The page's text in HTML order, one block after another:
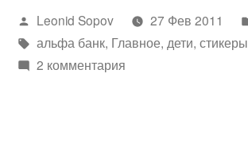
—
Транспорт»
Написано
автором
Leonid Sopov 27 Фев 2011
Метки:
альфа банк, Главное, дети, стикеры
2 комментария